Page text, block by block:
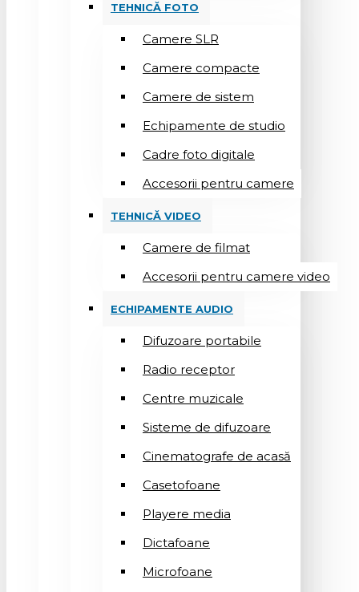
TEHNICĂ FOTO
Camere SLR
Camere compacte
Camere de sistem
Echipamente de studio
Cadre foto digitale
Accesorii pentru camere
TEHNICĂ VIDEO
Camere de filmat
Accesorii pentru camere video
ECHIPAMENTE AUDIO
Difuzoare portabile
Radio receptor
Centre muzicale
Sisteme de difuzoare
Cinematografe de acasă
Casetofoane
Playere media
Dictafoane
Microfoane